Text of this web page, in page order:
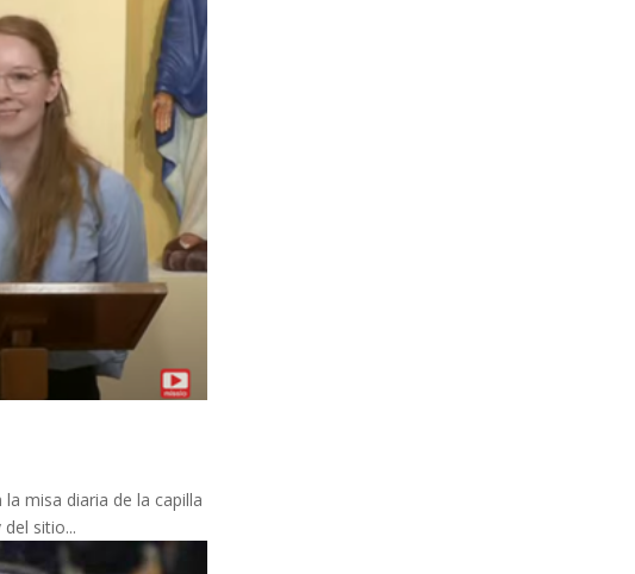
misa diaria de la capilla
sitio...